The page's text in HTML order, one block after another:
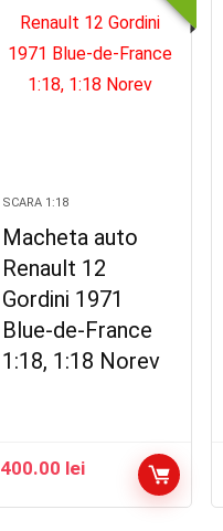
SCARA 1:18
Macheta auto
Renault 12
Gordini 1971
Blue-de-France
1:18, 1:18 Norev
400.00 lei